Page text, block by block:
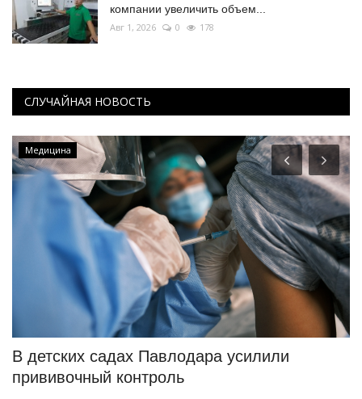
компании увеличить объем...
Авг 1, 2026 0 178
СЛУЧАЙНАЯ НОВОСТЬ
Медицина
В детских садах Павлодара усилили
прививочный контроль